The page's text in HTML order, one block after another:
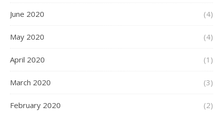
June 2020 (4)
May 2020 (4)
April 2020 (1)
March 2020 (3)
February 2020 (2)